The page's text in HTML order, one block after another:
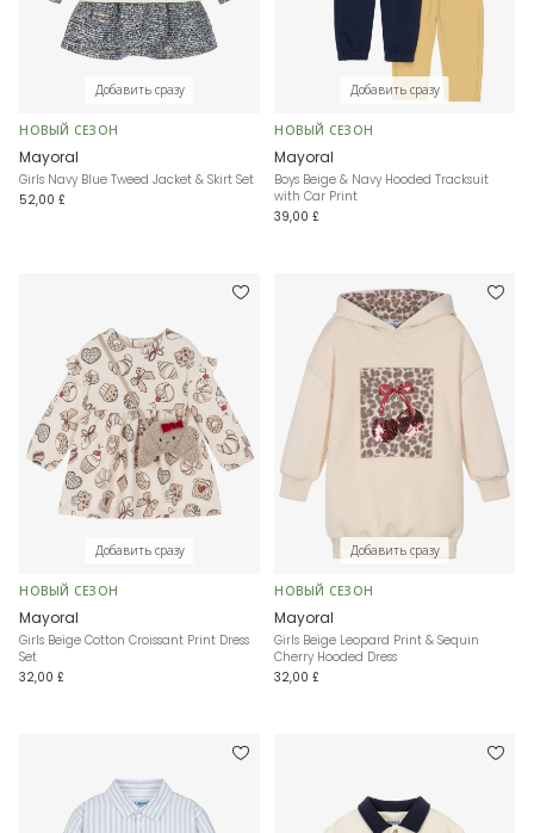
Добавить сразу
НОВЫЙ СЕЗОН
Mayoral
Girls Navy Blue Tweed Jacket & Skirt Set
52,00 £
Добавить сразу
НОВЫЙ СЕЗОН
Mayoral
Boys Beige & Navy Hooded Tracksuit
with Car Print
39,00 £
Добавить сразу
НОВЫЙ СЕЗОН
Mayoral
Girls Beige Cotton Croissant Print Dress
Set
32,00 £
Добавить сразу
НОВЫЙ СЕЗОН
Mayoral
Girls Beige Leopard Print & Sequin
Cherry Hooded Dress
32,00 £